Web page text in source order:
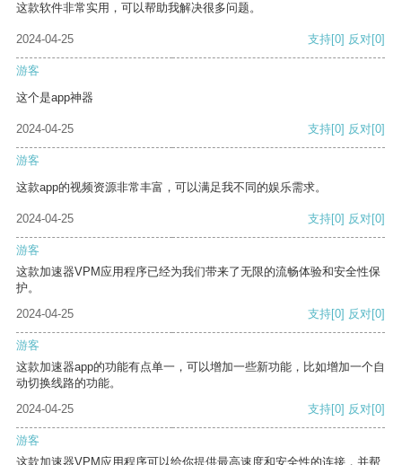
这款软件非常实用，可以帮助我解决很多问题。
2024-04-25 支持[0] 反对[0]
游客
这个是app神器
2024-04-25 支持[0] 反对[0]
游客
这款app的视频资源非常丰富，可以满足我不同的娱乐需求。
2024-04-25 支持[0] 反对[0]
游客
这款加速器VPM应用程序已经为我们带来了无限的流畅体验和安全性保
护。
2024-04-25
支持[0] 反对[0]
游客
这款加速器app的功能有点单一，可以增加一些新功能，比如增加一个自
动切换线路的功能。
2024-04-25
支持[0] 反对[0]
游客
这款加速器VPM应用程序可以给你提供最高速度和安全性的连接，并帮